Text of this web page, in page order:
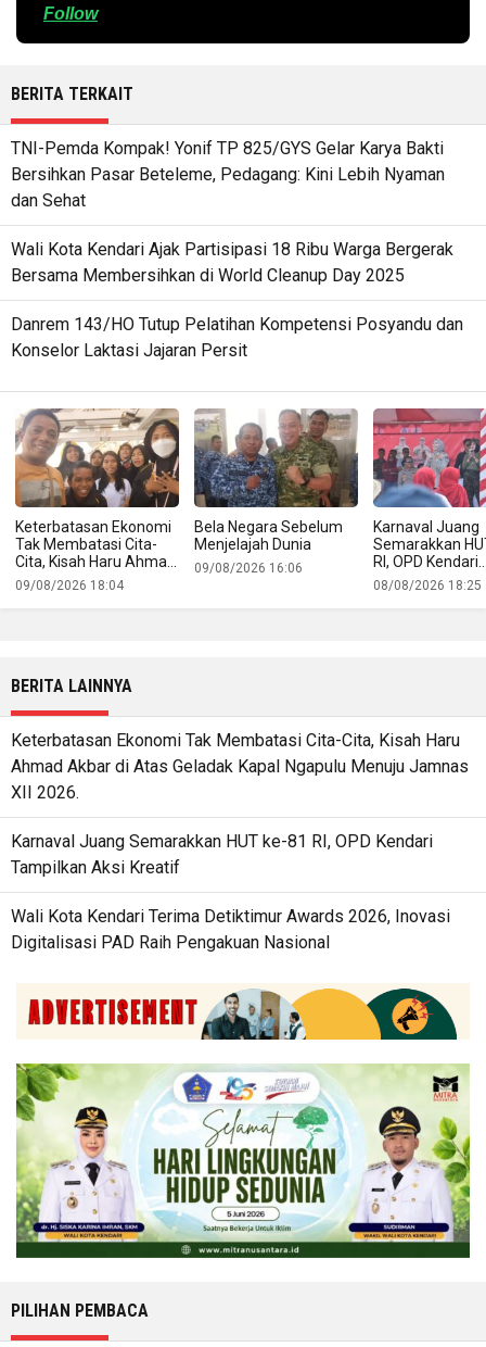
Follow
BERITA TERKAIT
TNI-Pemda Kompak! Yonif TP 825/GYS Gelar Karya Bakti
Bersihkan Pasar Beteleme, Pedagang: Kini Lebih Nyaman
dan Sehat
Wali Kota Kendari Ajak Partisipasi 18 Ribu Warga Bergerak
Bersama Membersihkan di World Cleanup Day 2025
Danrem 143/HO Tutup Pelatihan Kompetensi Posyandu dan
Konselor Laktasi Jajaran Persit
Keterbatasan Ekonomi
Tak Membatasi Cita-
Cita, Kisah Haru Ahmad
Akbar di Atas Geladak
Kapal Ngapulu Menuju
09/08/2026 18:04
Bela Negara Sebelum
Menjelajah Dunia
09/08/2026 16:06
Karnaval Juang
Semarakkan
RI, OPD Kendari
Tampilkan Aksi
08/08/2026 18:25
BERITA LAINNYA
Keterbatasan Ekonomi Tak Membatasi Cita-Cita, Kisah Haru
Ahmad Akbar di Atas Geladak Kapal Ngapulu Menuju Jamnas
XII 2026.
Karnaval Juang Semarakkan HUT ke-81 RI, OPD Kendari
Tampilkan Aksi Kreatif
Wali Kota Kendari Terima Detiktimur Awards 2026, Inovasi
Digitalisasi PAD Raih Pengakuan Nasional
PILIHAN PEMBACA